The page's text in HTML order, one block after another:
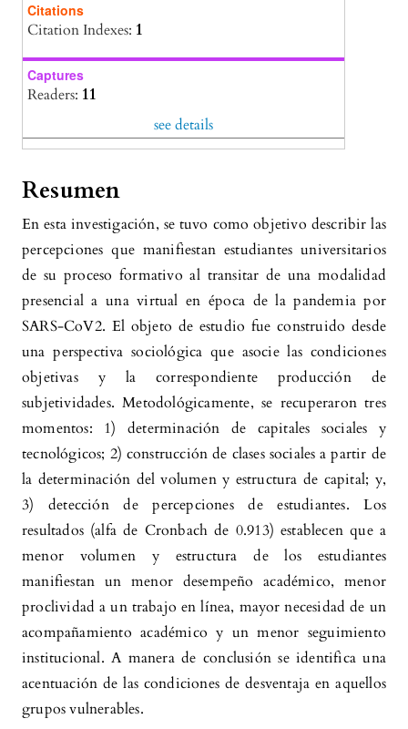
Citations
Citation Indexes: 1
Captures
Readers: 11
see details
Resumen
En esta investigación, se tuvo como objetivo describir las
percepciones que manifiestan estudiantes universitarios
de su proceso formativo al transitar de una modalidad
presencial a una virtual en época de la pandemia por
SARS-CoV2. El objeto de estudio fue construido desde
una perspectiva sociológica que asocie las condiciones
objetivas y la correspondiente producción de
subjetividades. Metodológicamente, se recuperaron tres
momentos: 1) determinación de capitales sociales y
tecnológicos; 2) construcción de clases sociales a partir de
la determinación del volumen y estructura de capital; y,
3) detección de percepciones de estudiantes. Los
resultados (alfa de Cronbach de 0.913) establecen que a
menor volumen y estructura de los estudiantes
manifiestan un menor desempeño académico, menor
proclividad a un trabajo en línea, mayor necesidad de un
acompañamiento académico y un menor seguimiento
institucional. A manera de conclusión se identifica una
acentuación de las condiciones de desventaja en aquellos
grupos vulnerables.